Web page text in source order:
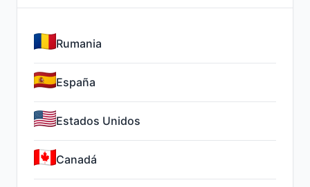
Rumania
España
Estados Unidos
Canadá